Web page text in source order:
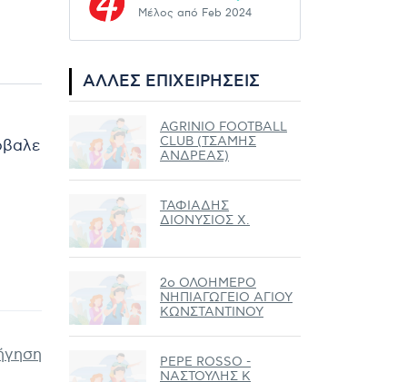
Μέλος από Feb 2024
ΆΛΛΕΣ ΕΠΙΧΕΙΡΉΣΕΙΣ
AGRINIO FOOTBALL
CLUB (ΤΣΑΜΗΣ
ΑΝΔΡΕΑΣ)
ΤΑΦΙΑΔΗΣ
ΔΙΟΝΥΣΙΟΣ Χ.
2ο ΟΛΟΗΜΕΡΟ
ΝΗΠΙΑΓΩΓΕΙΟ ΑΓΙΟΥ
ΚΩΝΣΤΑΝΤΙΝΟΥ
PEPE ROSSO -
ΝΑΣΤΟΥΛΗΣ Κ